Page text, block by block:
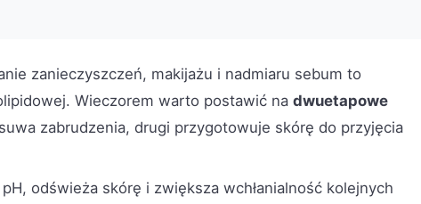
zanieczyszczeń, makijażu i nadmiaru sebum to
Wieczorem warto postawić na dwuetapowe
zabrudzenia, drugi przygotowuje skórę do przyjęcia
odświeża skórę i zwiększa wchłanialność kolejnych